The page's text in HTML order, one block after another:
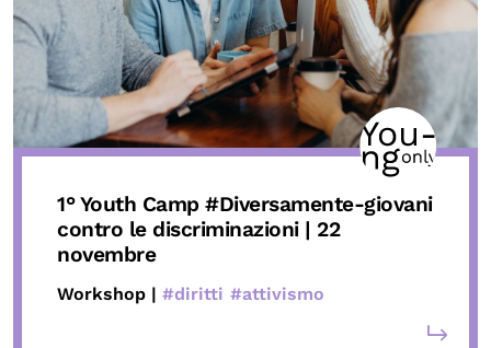
1° Youth Camp #Diversamente-giovani
contro le discriminazioni | 22
novembre
Workshop | #diritti #attivismo